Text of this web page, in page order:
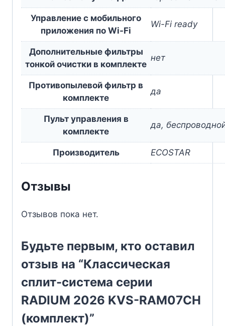
Управление c мобильного
приложения по Wi-Fi
Wi-Fi ready
Дополнительные фильтры
тонкой очистки в комплекте
нет
Противопылевой фильтр в
комплекте
да
Пульт управления в
комплекте
да,
Производитель ECOSTAR
Отзывы
Отзывов пока нет.
Будьте первым, кто оставил
отзыв на “Классическая
сплит-система серии
RADIUM 2026 KVS-RAM07CH
(комплект)”